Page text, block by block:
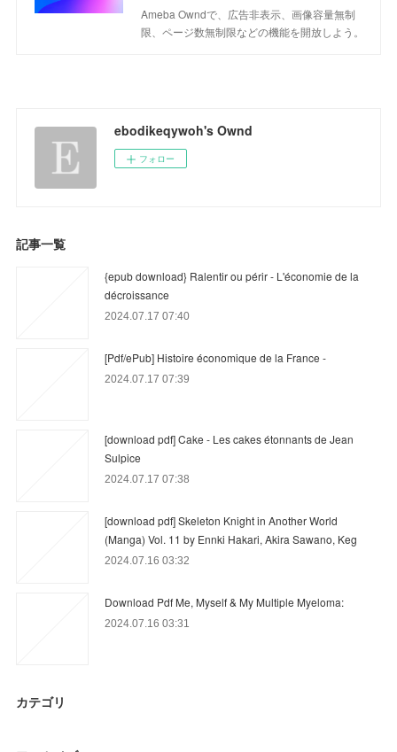
Ameba Owndで、広告非表示、画像容量無制
限、ページ数無制限などの機能を開放しよう。
ebodikeqywoh's Ownd
フォロー
記事一覧
{epub download} Ralentir ou périr - L'économie de la
décroissance
2024.07.17 07:40
[Pdf/ePub] Histoire économique de la France -
2024.07.17 07:39
[download pdf] Cake - Les cakes étonnants de Jean
Sulpice
2024.07.17 07:38
[download pdf] Skeleton Knight in Another World
(Manga) Vol. 11 by Ennki Hakari, Akira Sawano, Keg
2024.07.16 03:32
Download Pdf Me, Myself & My Multiple Myeloma:
2024.07.16 03:31
カテゴリ